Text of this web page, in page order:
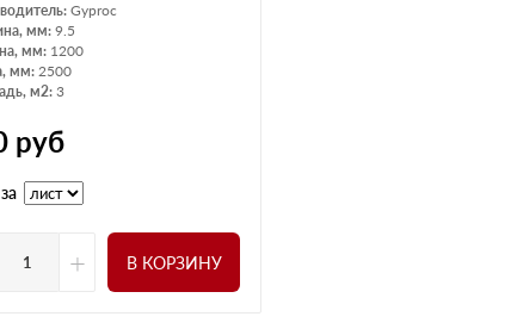
Gyproc
мм:9.5
мм: 1200
мм: 2500
м2: 3
руб
+ В КОРЗИНУ